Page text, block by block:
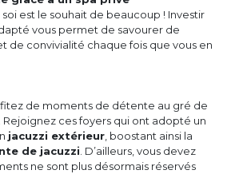
soi est le souhait de beaucoup ! Investir
vous permet de savourer de
de convivialité chaque fois que vous en
de moments de détente au gré de
Rejoignez ces foyers qui ont adopté un
jacuzzi extérieur , boostant ainsi la
de jacuzzi . D’ailleurs, vous devez
ne sont plus désormais réservés